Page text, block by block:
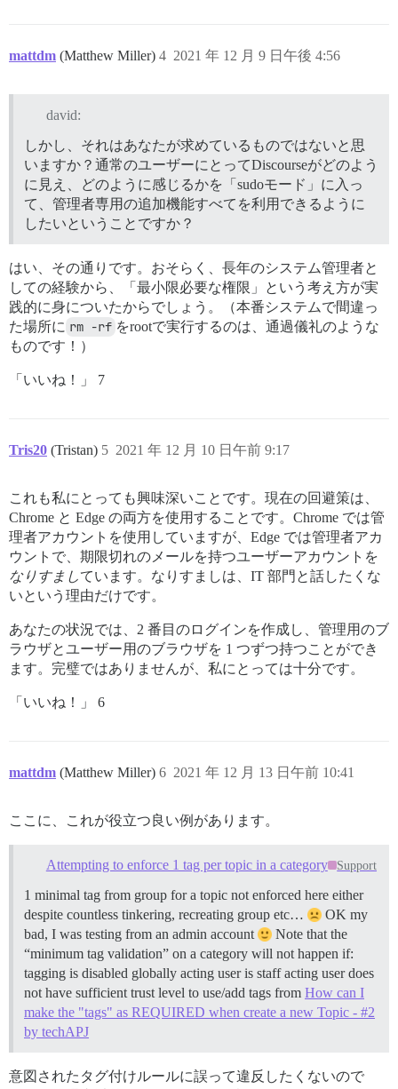
mattdm (Matthew Miller) 2021 年 12 月 9 日午後 4:56
4
david:
しかし、それはあなたが求めているものではないと思
いますか？通常のユーザーにとってDiscourseがどのよう
に見え、どのように感じるかを「sudoモード」に入っ
て、管理者専用の追加機能すべてを利用できるように
したいということですか？
はい、その通りです。おそらく、長年のシステム管理者と
しての経験から、「最小限必要な権限」という考え方が実
践的に身についたからでしょう。（本番システムで間違っ
た場所に rm -rf をrootで実行するのは、通過儀礼のような
ものです！）
「いいね！」 7
Tris20 (Tristan) 2021 年 12 月 10 日午前 9:17
5
これも私にとっても興味深いことです。現在の回避策は、
Chrome と Edge の両方を使用することです。Chrome では管
理者アカウントを使用していますが、Edge では管理者アカ
ウントで、期限切れのメールを持つユーザーアカウントを
なりすましています。なりすましは、IT 部門と話したくな
いという理由だけです。
あなたの状況では、2 番目のログインを作成し、管理用のブ
ラウザとユーザー用のブラウザを 1 つずつ持つことができ
ます。完璧ではありませんが、私にとっては十分です。
「いいね！」 6
mattdm (Matthew Miller) 2021 年 12 月 13 日午前 10:41
6
ここに、これが役立つ良い例があります。
Attempting to enforce 1 tag per topic in a category Support
1 minimal tag from group for a topic not enforced here either
despite countless tinkering, recreating group etc…
OK my
bad, I was testing from an admin account
Note that the
“minimum tag validation” on a category will not happen if:
tagging is disabled globally acting user is staff acting user does
not have sufficient trust level to use/add tags from How can I
make the "tags" as REQUIRED when create a new Topic - #2
by techAPJ
意図されたタグ付けルールに誤って違反したくないので